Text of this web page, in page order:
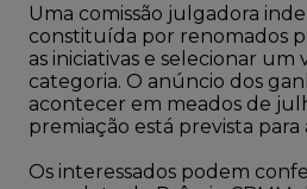
Uma comissão julgadora
constituída por renomados
as iniciativas e selecionar um
categoria. O anúncio dos
acontecer em meados de
premiação está prevista para
Os interessados podem